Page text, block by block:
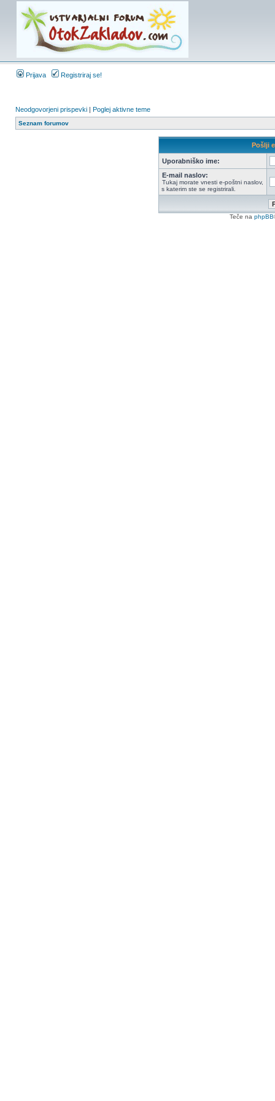
Prijava Registriraj se!
Neodgovorjeni prispevki | Poglej aktivne teme
Seznam forumov
Pošlji
Uporabniško ime:
E-mail naslov:
Tukaj morate vnesti e-poštni naslov,
s katerim ste se registrirali.
Teče na phpBB